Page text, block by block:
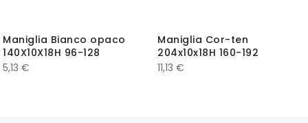
Maniglia Bianco opaco
140X10X18H 96-128
5,13 €
Maniglia Cor-ten
204x10x18H 160-192
11,13 €